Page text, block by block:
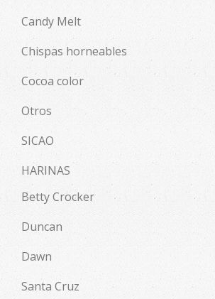
Candy Melt
Chispas horneables
Cocoa color
Otros
SICAO
HARINAS
Betty Crocker
Duncan
Dawn
Santa Cruz